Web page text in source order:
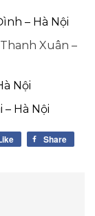
– Hà Nội
Xuân –
Nội
– Hà Nội
Share